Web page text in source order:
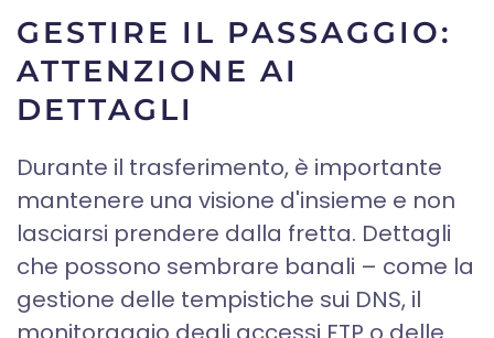
GESTIRE IL PASSAGGIO:
ATTENZIONE AI
DETTAGLI
Durante il trasferimento, è importante
mantenere una visione d'insieme e non
lasciarsi prendere dalla fretta. Dettagli
che possono sembrare banali – come la
gestione delle tempistiche sui DNS, il